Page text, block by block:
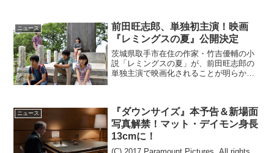
内豊演じる主人公・祐馬の親友の娘、瞳
役を演じる。『池中玄太...
ニュース
前田旺志郎、単独初主演！映画
『レミングスの夏』公開決定
茨城県取手市在住の作家・竹吉優輔の小
説「レミングスの夏」が、前田旺志郎の
単独主演で映画化されることが明らかと
グは新天地に向かうために...
ニュース
『ダウンサイズ』本予告＆新場面
写真解禁！マット・デイモン身長
13cmに！